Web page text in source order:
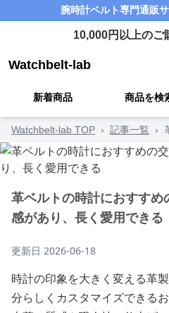
腕時計ベルト専門通販
10,000円以上のご
Watchbelt-lab
新着商品 商品を検
Watchbelt-lab TOP › 記事一覧 ›
革ベルトの時計におすすめ
感があり、長く愛用できる
更新日 2026-06-18
時計の印象を大きく変える革
分らしくカスタマイズできる